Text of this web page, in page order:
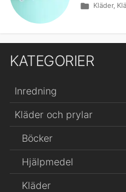
Publicerat
Kläder,
KATEGORIER
Inredning
Kläder och prylar
Böcker
Hjälpmedel
Kläder